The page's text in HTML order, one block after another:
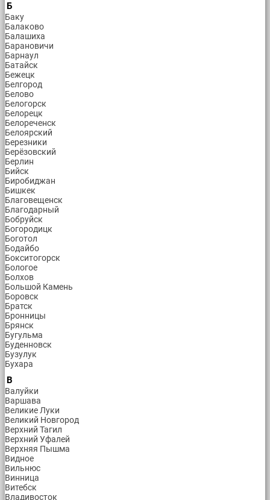
Б
Баку
Балаково
Балашиха
Барановичи
Барнаул
Батайск
Бежецк
Белгород
Белово
Белогорск
Белорецк
Белореченск
Белоярский
Березники
Берёзовский
Берлин
Бийск
Биробиджан
Бишкек
Благовещенск
Благодарный
Бобруйск
Богородицк
Боготол
Бодайбо
Бокситогорск
Бологое
Болхов
Большой Камень
Боровск
Братск
Бронницы
Брянск
Бугульма
Буденновск
Бузулук
Бухара
В
Валуйки
Варшава
Великие Луки
Великий Новгород
Верхний Тагил
Верхний Уфалей
Верхняя Пышма
Видное
Вильнюс
Винница
Витебск
Владивосток